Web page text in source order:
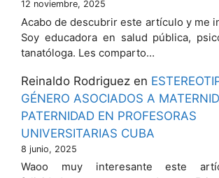
12 noviembre, 2025
Acabo de descubrir este artículo y me
Soy educadora en salud pública,
tanatóloga. Les comparto…
Reinaldo Rodriguez en
GÉNERO ASOCIADOS A
PATERNIDAD EN PROFESORAS
UNIVERSITARIAS CUBA
8 junio, 2025
Waoo muy interesante este